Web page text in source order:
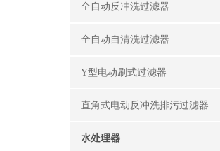
全自动反冲洗过滤器
全自动自清洗过滤器
Y型电动刷式过滤器
直角式电动反冲洗排污过滤器
水处理器